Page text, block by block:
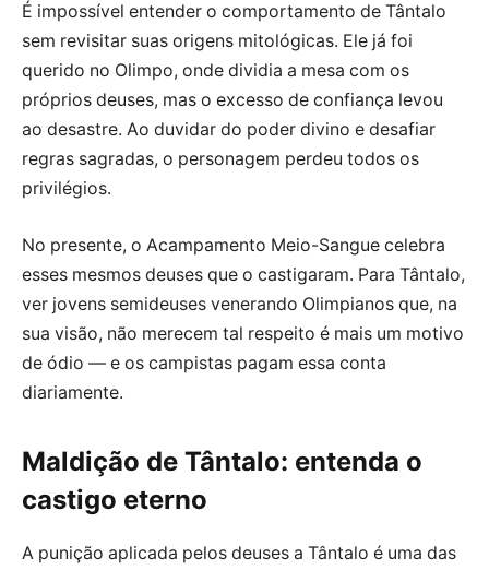
É impossível entender o comportamento de Tântalo
sem revisitar suas origens mitológicas. Ele já foi
querido no Olimpo, onde dividia a mesa com os
próprios deuses, mas o excesso de confiança levou
ao desastre. Ao duvidar do poder divino e desafiar
regras sagradas, o personagem perdeu todos os
privilégios.
No presente, o Acampamento Meio-Sangue celebra
esses mesmos deuses que o castigaram. Para Tântalo,
ver jovens semideuses venerando Olimpianos que, na
sua visão, não merecem tal respeito é mais um motivo
de ódio — e os campistas pagam essa conta
diariamente.
Maldição de Tântalo: entenda o
castigo eterno
A punição aplicada pelos deuses a Tântalo é uma das